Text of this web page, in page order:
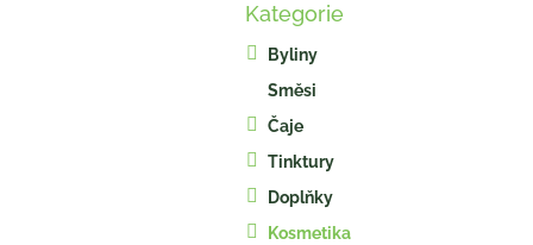
Přeskočit
Kategorie
Byliny
Směsi
Čaje
Tinktury
Doplňky
Kosmetika